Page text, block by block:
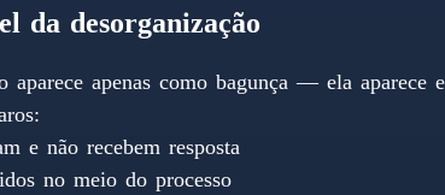
da desorganização
aparece apenas como bagunça — ela aparece
e não recebem resposta
no meio do processo